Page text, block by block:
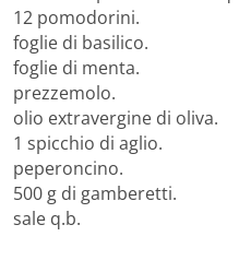
12 pomodorini.
foglie di basilico.
foglie di menta.
prezzemolo.
olio extravergine di oliva.
1 spicchio di aglio.
peperoncino.
500 g di gamberetti.
sale q.b.